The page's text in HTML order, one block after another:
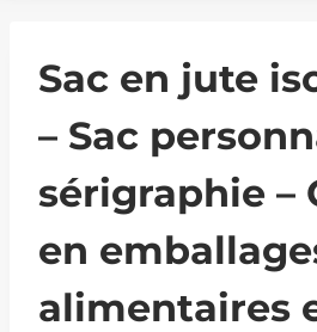
Sac en jute
– Sac
sérigraphie –
en
alimentaires